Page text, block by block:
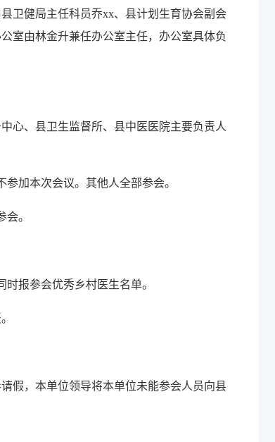
卫健局主任科员乔xx、县计划生育协会副会
室由林金升兼任办公室主任，办公室具体负
心、县卫生监督所、县中医医院主要负责人
加本次会议。其他人全部参会。
。
报参会优秀乡村医生名单。
假，本单位领导将本单位未能参会人员向县